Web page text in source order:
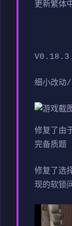
更新繁体
V0.18.3
细小改动/
修复了由
完备质题
修复了选
现的软锁